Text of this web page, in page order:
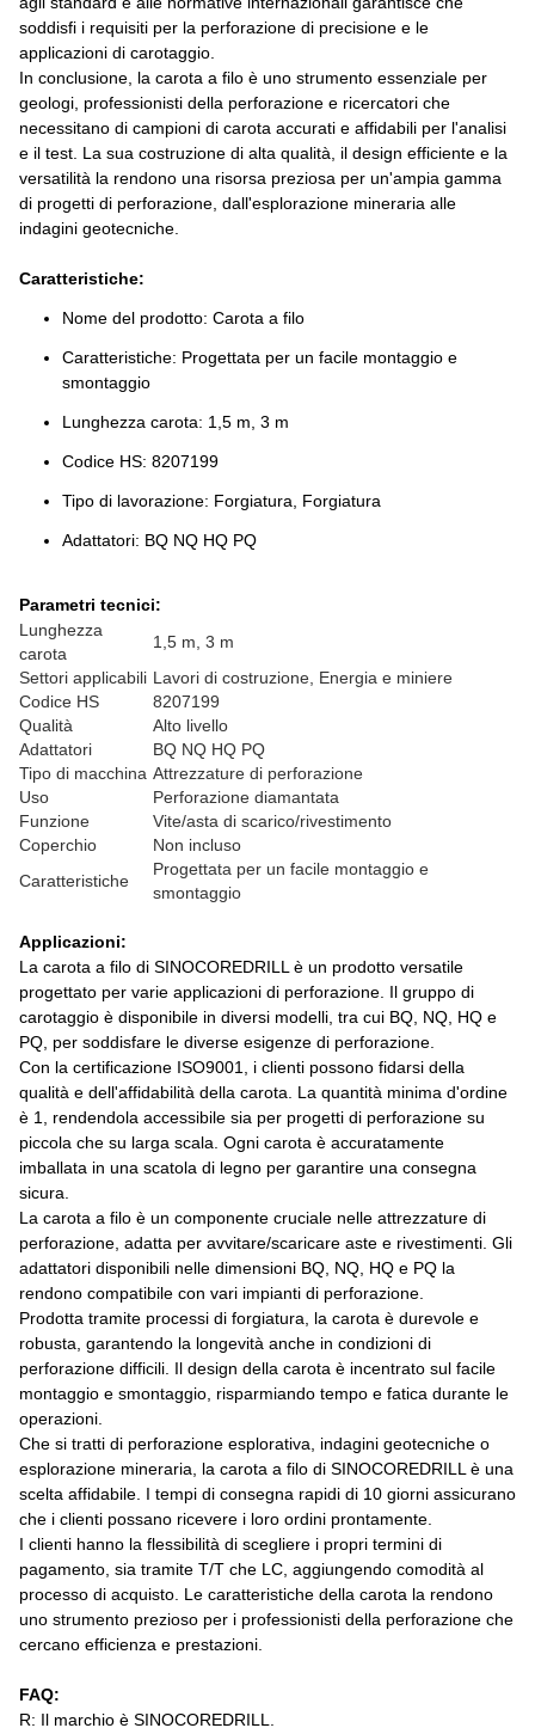
soddisfi i requisiti per la perforazione di precisione e le
applicazioni di carotaggio.
In conclusione, la carota a filo è uno strumento essenziale per
geologi, professionisti della perforazione e ricercatori che
necessitano di campioni di carota accurati e affidabili per l'analisi
e il test. La sua costruzione di alta qualità, il design efficiente e la
versatilità la rendono una risorsa preziosa per un'ampia gamma
di progetti di perforazione, dall'esplorazione mineraria alle
indagini geotecniche.
Caratteristiche:
Nome del prodotto: Carota a filo
Caratteristiche: Progettata per un facile montaggio e
smontaggio
Lunghezza carota: 1,5 m, 3 m
Codice HS: 8207199
Tipo di lavorazione: Forgiatura, Forgiatura
Adattatori: BQ NQ HQ PQ
Parametri tecnici:
Lunghezza
carota
1,5 m, 3 m
Settori applicabili Lavori di costruzione, Energia e miniere
Codice HS
8207199
Qualità
Alto livello
Adattatori
BQ NQ HQ PQ
Tipo di macchina Attrezzature di perforazione
Uso
Perforazione diamantata
Funzione
Vite/asta di scarico/rivestimento
Coperchio
Non incluso
Caratteristiche
Progettata per un facile montaggio e
smontaggio
Applicazioni:
La carota a filo di SINOCOREDRILL è un prodotto versatile
progettato per varie applicazioni di perforazione. Il gruppo di
carotaggio è disponibile in diversi modelli, tra cui BQ, NQ, HQ e
PQ, per soddisfare le diverse esigenze di perforazione.
Con la certificazione ISO9001, i clienti possono fidarsi della
qualità e dell'affidabilità della carota. La quantità minima d'ordine
è 1, rendendola accessibile sia per progetti di perforazione su
piccola che su larga scala. Ogni carota è accuratamente
imballata in una scatola di legno per garantire una consegna
sicura.
La carota a filo è un componente cruciale nelle attrezzature di
perforazione, adatta per avvitare/scaricare aste e rivestimenti. Gli
adattatori disponibili nelle dimensioni BQ, NQ, HQ e PQ la
rendono compatibile con vari impianti di perforazione.
Prodotta tramite processi di forgiatura, la carota è durevole e
robusta, garantendo la longevità anche in condizioni di
perforazione difficili. Il design della carota è incentrato sul facile
montaggio e smontaggio, risparmiando tempo e fatica durante le
operazioni.
Che si tratti di perforazione esplorativa, indagini geotecniche o
esplorazione mineraria, la carota a filo di SINOCOREDRILL è una
scelta affidabile. I tempi di consegna rapidi di 10 giorni assicurano
che i clienti possano ricevere i loro ordini prontamente.
I clienti hanno la flessibilità di scegliere i propri termini di
pagamento, sia tramite T/T che LC, aggiungendo comodità al
processo di acquisto. Le caratteristiche della carota la rendono
uno strumento prezioso per i professionisti della perforazione che
cercano efficienza e prestazioni.
FAQ:
R: Il marchio è SINOCOREDRILL.